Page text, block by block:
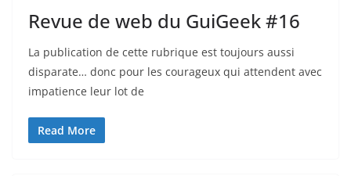
Revue de web du GuiGeek #16
La publication de cette rubrique est toujours aussi
disparate… donc pour les courageux qui attendent avec
impatience leur lot de
Read More